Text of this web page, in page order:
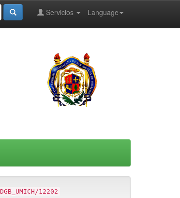
Language
Servicios
12202